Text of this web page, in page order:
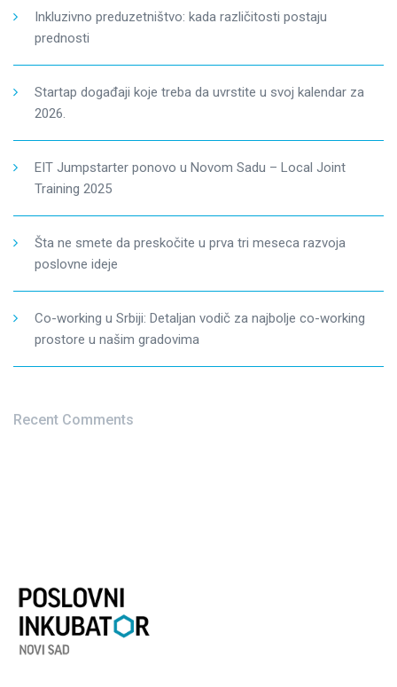
Inkluzivno preduzetništvo: kada različitosti postaju
prednosti
Startap događaji koje treba da uvrstite u svoj kalendar za
2026.
EIT Jumpstarter ponovo u Novom Sadu – Local Joint
Training 2025
Šta ne smete da preskočite u prva tri meseca razvoja
poslovne ideje
Co-working u Srbiji: Detaljan vodič za najbolje co-working
prostore u našim gradovima
Recent Comments